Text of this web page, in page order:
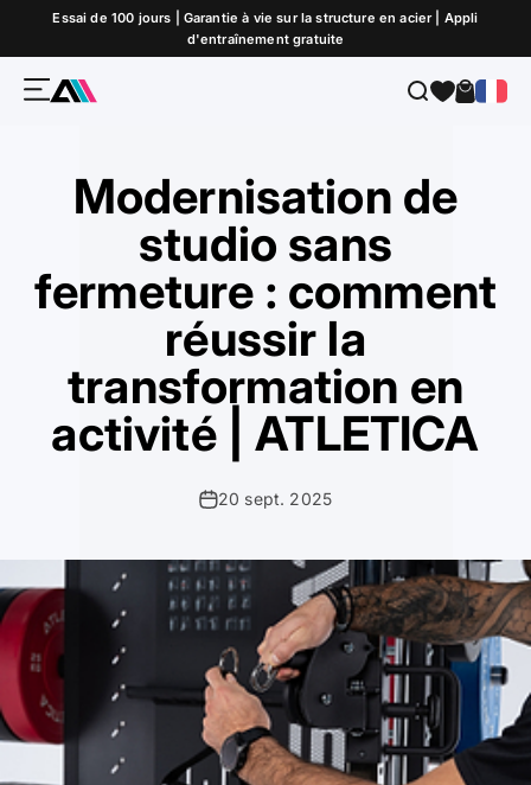
Passer au contenu
Essai de 100 jours | Garantie à vie sur la structure en acier | Appli
d'entraînement gratuite
MenuATLETICA Recherche
Panier
Modernisation de
studio sans
fermeture : comment
réussir la
transformation en
activité | ATLETICA
20 sept. 2025